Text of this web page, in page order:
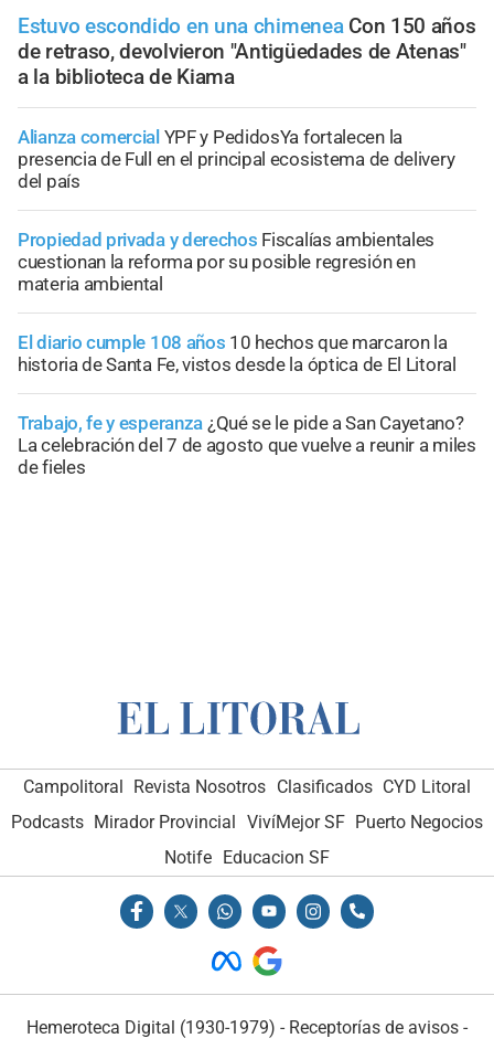
Estuvo escondido en una chimenea Con 150 años
de retraso, devolvieron "Antigüedades de Atenas"
a la biblioteca de Kiama
Alianza comercial YPF y PedidosYa fortalecen la
presencia de Full en el principal ecosistema de delivery
del país
Propiedad privada y derechos Fiscalías ambientales
cuestionan la reforma por su posible regresión en
materia ambiental
El diario cumple 108 años 10 hechos que marcaron la
historia de Santa Fe, vistos desde la óptica de El Litoral
Trabajo, fe y esperanza ¿Qué se le pide a San Cayetano?
La celebración del 7 de agosto que vuelve a reunir a miles
de fieles
Campolitoral Revista Nosotros Clasificados CYD Litoral
Podcasts Mirador Provincial VivíMejor SF Puerto Negocios
Notife
Educacion SF
Hemeroteca Digital (1930-1979) - Receptorías de avisos -